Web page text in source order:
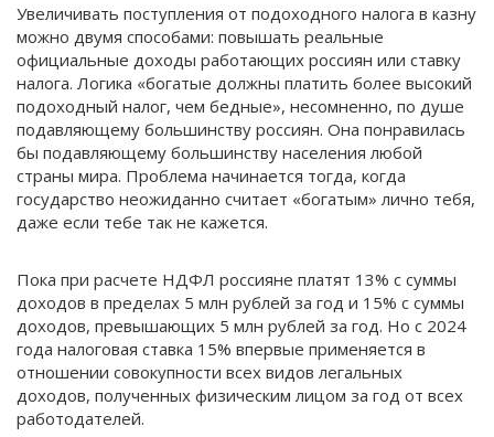
Увеличивать поступления от подоходного налога в казну
можно двумя способами: повышать реальные
официальные доходы работающих россиян или ставку
налога. Логика «богатые должны платить более высокий
подоходный налог, чем бедные», несомненно, по душе
подавляющему большинству россиян. Она понравилась
бы подавляющему большинству населения любой
страны мира. Проблема начинается тогда, когда
государство неожиданно считает «богатым» лично тебя,
даже если тебе так не кажется.
Пока при расчете НДФЛ россияне платят 13% с суммы
доходов в пределах 5 млн рублей за год и 15% с суммы
доходов, превышающих 5 млн рублей за год. Но с 2024
года налоговая ставка 15% впервые применяется в
отношении совокупности всех видов легальных
доходов, полученных физическим лицом за год от всех
работодателей.